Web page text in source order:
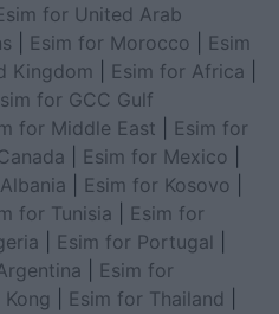
for United Arab
Esim for Morocco
Esim
Kingdom Esim for Africa
for GCC Gulf
for Middle East
Esim for
Esim for Mexico
Esim for Kosovo
for Tunisia
Esim for
Esim for Portugal
Esim for
Esim for Thailand